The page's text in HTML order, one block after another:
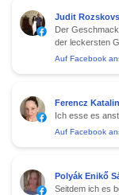
Judit
Der
der leckersten
Auf Facebook
Ferencz Katalin
Ich esse es
Auf Facebook
Polyák Enikő
Seitdem ich es